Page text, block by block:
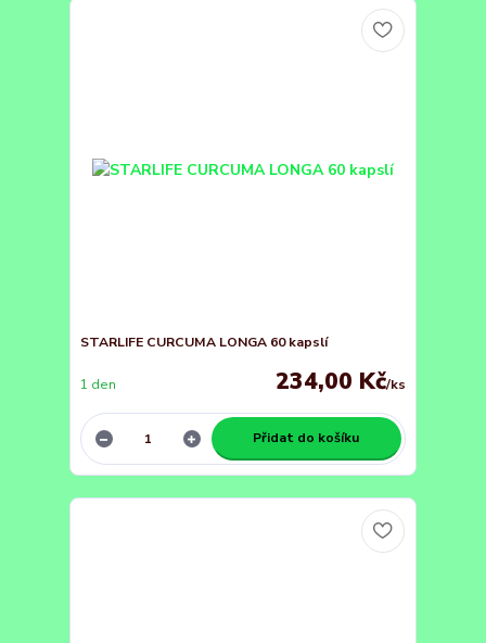
STARLIFE CURCUMA LONGA 60 kapslí
234,00 Kč/ks
1 den
Přidat do košíku